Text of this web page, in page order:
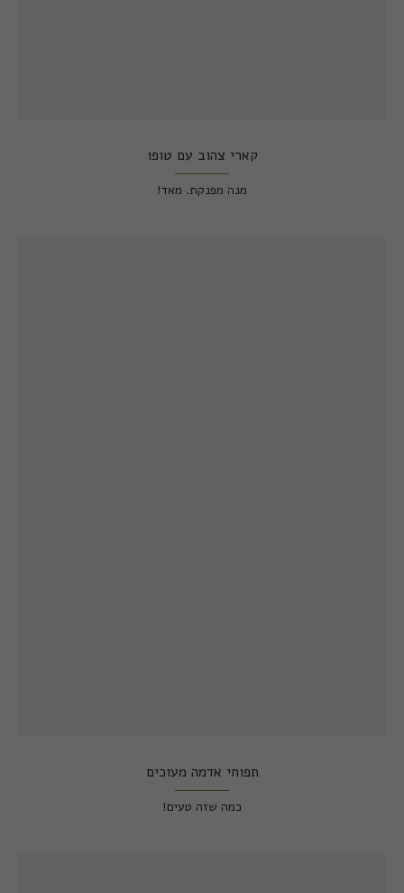
קארי צהוב עם טופו
מנה מפנקת. מאד!
תפוחי אדמה מעוכים
כמה שזה טעים!